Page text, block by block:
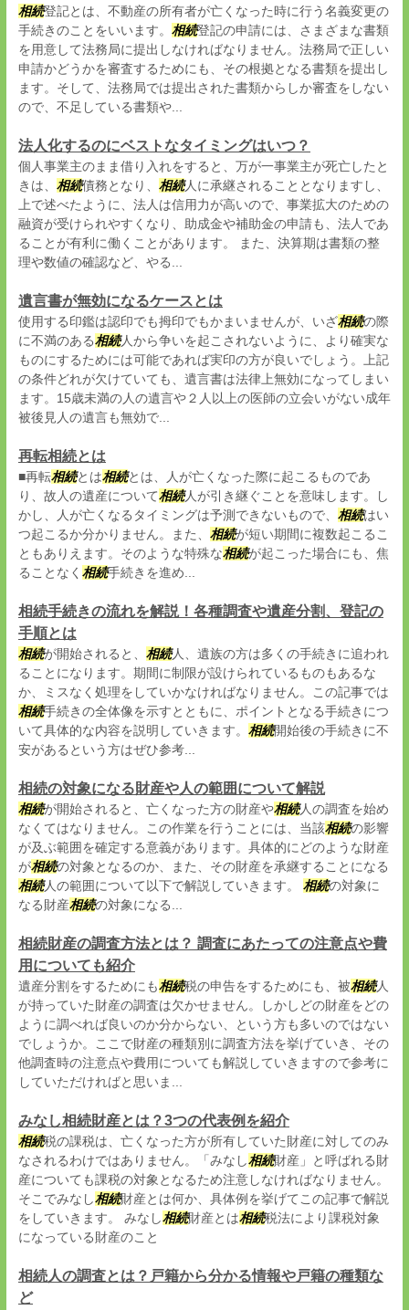
相続登記とは、不動産の所有者が亡くなった時に行う名義変更の
手続きのことをいいます。 相続登記の申請には、さまざまな書類
を用意して法務局に提出しなければなりません。法務局で正しい
申請かどうかを審査するためにも、その根拠となる書類を提出し
ます。そして、法務局では提出された書類からしか審査をしない
ので、不足している書類や...
法人化するのにベストなタイミングはいつ？
個人事業主のまま借り入れをすると、万が一事業主が死亡したと
きは、 相続債務となり、 相続人に承継されることとなりますし、
上で述べたように、法人は信用力が高いので、事業拡大のための
融資が受けられやすくなり、助成金や補助金の申請も、法人であ
ることが有利に働くことがあります。 また、決算期は書類の整
理や数値の確認など、やる...
遺言書が無効になるケースとは
使用する印鑑は認印でも拇印でもかまいませんが、いざ相続の際
に不満のある相続人から争いを起こされないように、より確実な
ものにするためには可能であれば実印の方が良いでしょう。上記
の条件どれが欠けていても、遺言書は法律上無効になってしまい
ます。15歳未満の人の遺言や２人以上の医師の立会いがない成年
被後見人の遺言も無効で...
再転相続とは
■再転相続とは相続とは、人が亡くなった際に起こるものであ
り、故人の遺産について相続人が引き継ぐことを意味します。し
かし、人が亡くなるタイミングは予測できないもので、 相続はい
つ起こるか分かりません。また、 相続が短い期間に複数起こるこ
ともありえます。そのような特殊な相続が起こった場合にも、焦
ることなく 相続手続きを進め...
相続手続きの流れを解説！各種調査や遺産分割、登記の
手順とは
相続が開始されると、 相続人、遺族の方は多くの手続きに追われ
ることになります。期間に制限が設けられているものもあるな
か、ミスなく処理をしていかなければなりません。この記事では
相続手続きの全体像を示すとともに、ポイントとなる手続きにつ
いて具体的な内容を説明していきます。 相続開始後の手続きに不
安があるという方はぜひ参考...
相続の対象になる財産や人の範囲について解説
相続が開始されると、亡くなった方の財産や相続人の調査を始め
なくてはなりません。この作業を行うことには、当該相続の影響
が及ぶ範囲を確定する意義があります。具体的にどのような財産
が相続の対象となるのか、また、その財産を承継することになる
相続人の範囲について以下で解説していきます。 相続の対象に
なる財産相続の対象になる...
相続財産の調査方法とは？ 調査にあたっての注意点や費
用についても紹介
遺産分割をするためにも相続税の申告をするためにも、被相続人
が持っていた財産の調査は欠かせません。しかしどの財産をどの
ように調べれば良いのか分からない、という方も多いのではない
でしょうか。ここで財産の種類別に調査方法を挙げていき、その
他調査時の注意点や費用についても解説していきますので参考に
していただければと思いま...
みなし相続財産とは？3つの代表例を紹介
相続税の課税は、亡くなった方が所有していた財産に対してのみ
なされるわけではありません。「みなし相続財産」と呼ばれる財
産についても課税の対象となるため注意しなければなりません。
そこでみなし相続財産とは何か、具体例を挙げてこの記事で解説
をしていきます。 みなし相続財産とは相続税法により課税対象
になっている財産のこと
相続人の調査とは？戸籍から分かる情報や戸籍の種類な
ど